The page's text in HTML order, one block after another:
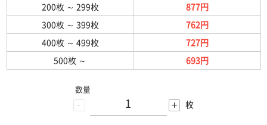
200枚 ～ 299枚
877円
300枚 ～ 399枚
762円
400枚 ～ 499枚
727円
500枚 ～ 693円
-
数量
+ 枚